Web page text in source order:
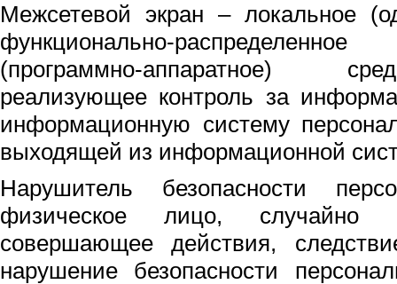
Межсетевой экран – локальное
функционально-
(программно-аппаратное)
реализующее контроль за
информационную систему
выходящей из информационной
Нарушитель безопасности
физическое лицо, случайно
совершающее действия,
нарушение безопасности